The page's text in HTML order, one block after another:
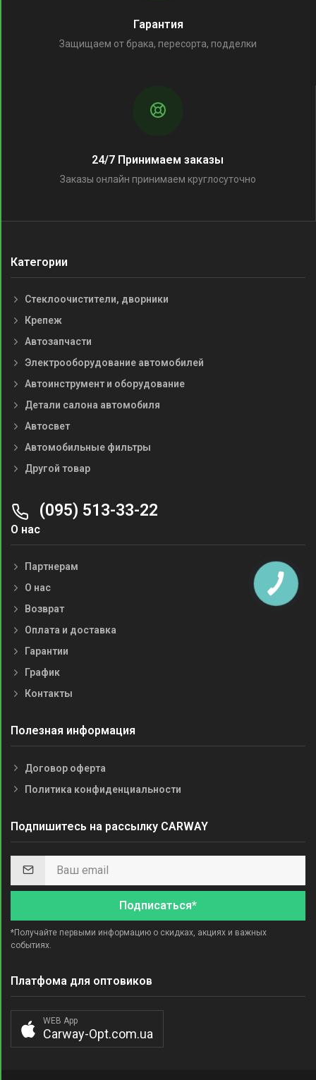
Гарантия
Защищаем от брака, пересорта, подделки
24/7 Принимаем заказы
Заказы онлайн принимаем круглосуточно
Категории
Стеклоочистители, дворники
Крепеж
Автозапчасти
Электрооборудование автомобилей
Автоинструмент и оборудование
Детали салона автомобиля
Автосвет
Автомобильные фильтры
Другой товар
(095) 513-33-22
О нас
Партнерам
О нас
Возврат
Оплата и доставка
Гарантии
График
Контакты
Полезная информация
Договор оферта
Политика конфиденциальности
Подпишитесь на рассылку CARWAY
Подписаться*
*Получайте первыми информацию о скидках, акциях и важных
событиях.
Платфома для оптовиков
WEB App
Carway-Opt.com.ua